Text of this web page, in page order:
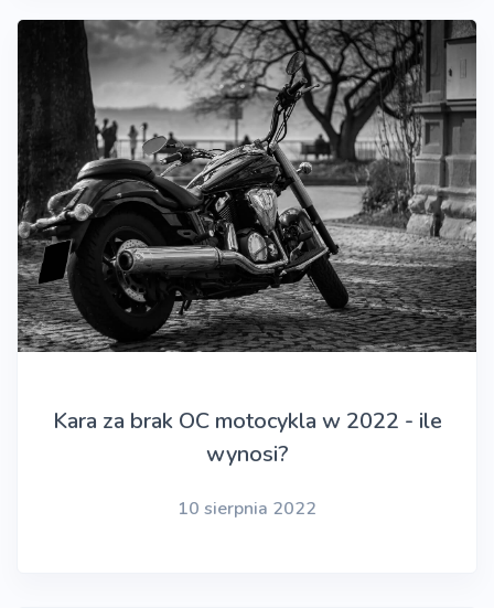
Kara za brak OC motocykla w 2022 - ile
wynosi?
10 sierpnia 2022